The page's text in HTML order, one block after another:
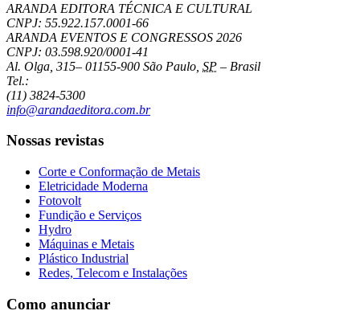
ARANDA EDITORA TÉCNICA E CULTURAL
CNPJ: 55.922.157.0001-66
ARANDA EVENTOS E CONGRESSOS 2026
CNPJ: 03.598.920/0001-41
Al. Olga, 315– 01155-900 São Paulo SP – Brasil
Tel.:
(11) 3824-5300
info@arandaeditora.com.br
Nossas revistas
Corte e Conformação de Metais
Eletricidade Moderna
Fotovolt
Fundição e Serviços
Hydro
Máquinas e Metais
Plástico Industrial
Redes, Telecom e Instalações
Como anunciar